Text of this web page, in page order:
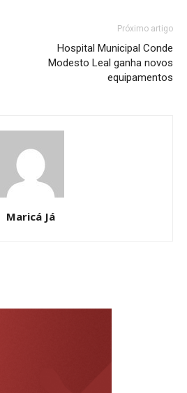
Próximo artigo
Hospital Municipal Conde
Modesto Leal ganha novos
equipamentos
Maricá Já